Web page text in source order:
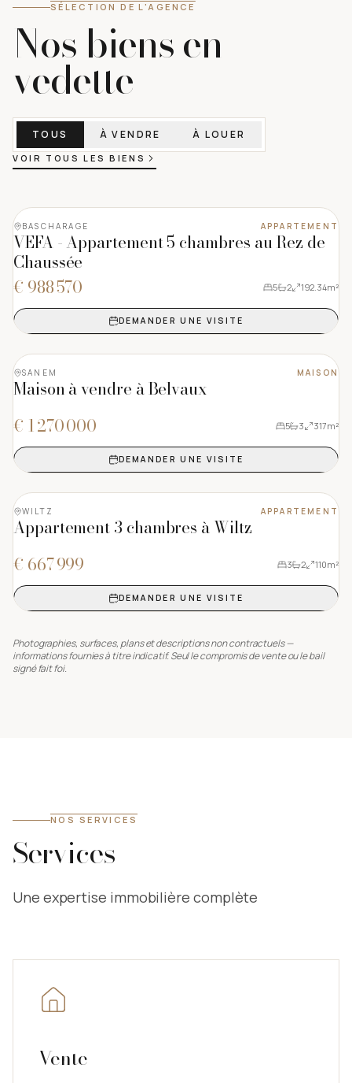
SÉLECTION DE L'AGENCE
Nos biens en
vedette
TOUS À VENDRE À LOUER
VOIR TOUS LES BIENS
VENTE
★ VEDETTE
BASCHARAGE APPARTEMENT
VEFA - Appartement 5 chambres au Rez de
Chaussée
€ 988 570
5 2 192.34m²
DEMANDER UNE VISITE
5PHOTOS
VENTE
★ VEDETTE
SANEM MAISON
Maison à vendre à Belvaux
€ 1 270 000
5 3 317m²
DEMANDER UNE VISITE
4PHOTOS
VENTE
★ VEDETTE
WILTZ APPARTEMENT
Appartement 3 chambres à Wiltz
€ 667 999
3 2 110m²
DEMANDER UNE VISITE
Photographies, surfaces, plans et descriptions non contractuels —
informations fournies à titre indicatif. Seul le compromis de vente ou le bail
signé fait foi.
NOS SERVICES
Services
Une expertise immobilière complète
Vente